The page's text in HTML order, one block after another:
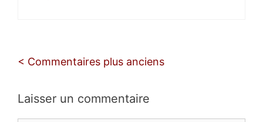
Navigation
commentaires
< Commentaires plus anciens
Laisser un commentaire